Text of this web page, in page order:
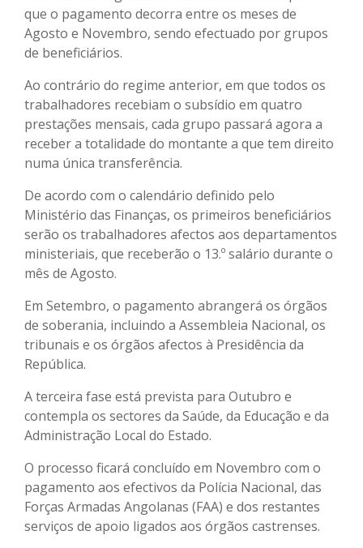
que o pagamento decorra entre os meses de
Agosto e Novembro, sendo efectuado por grupos
de beneficiários.
Ao contrário do regime anterior, em que todos os
trabalhadores recebiam o subsídio em quatro
prestações mensais, cada grupo passará agora a
receber a totalidade do montante a que tem direito
numa única transferência.
De acordo com o calendário definido pelo
Ministério das Finanças, os primeiros beneficiários
serão os trabalhadores afectos aos departamentos
ministeriais, que receberão o 13.º salário durante o
mês de Agosto.
Em Setembro, o pagamento abrangerá os órgãos
de soberania, incluindo a Assembleia Nacional, os
tribunais e os órgãos afectos à Presidência da
República.
A terceira fase está prevista para Outubro e
contempla os sectores da Saúde, da Educação e da
Administração Local do Estado.
O processo ficará concluído em Novembro com o
pagamento aos efectivos da Polícia Nacional, das
Forças Armadas Angolanas (FAA) e dos restantes
serviços de apoio ligados aos órgãos castrenses.